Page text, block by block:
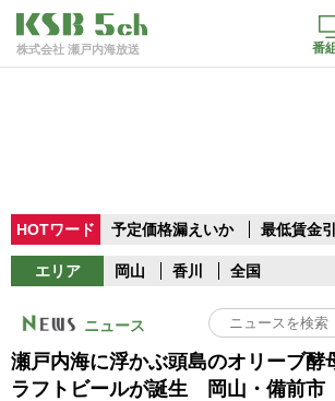
株式会社 瀬戸内海放送 番
HOTワード 予定価格漏えいか 最低賃金
エリア 岡山 香川 全国
ニュース
瀬戸内海に浮かぶ頭島のオリーブ酵
ラフトビールが誕生 岡山・備前市